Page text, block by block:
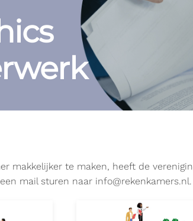
makkelijker te maken, heeft de
mail sturen naar info@rekenkamers.nl.